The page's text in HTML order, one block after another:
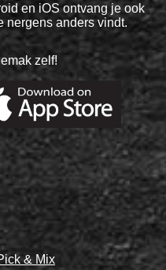
en iOS ontvang je ook
nergens anders vindt.
zelf!
& Mix